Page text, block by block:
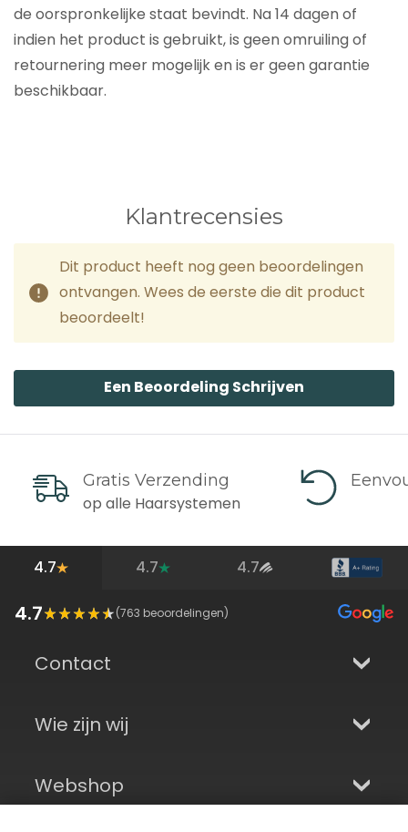
de oorspronkelijke staat bevindt. Na 14 dagen of
indien het product is gebruikt, is geen omruiling of
retournering meer mogelijk en is er geen garantie
beschikbaar.
Klantrecensies
Dit product heeft nog geen beoordelingen
ontvangen. Wees de eerste die dit product
beoordeelt!
Een Beoordeling Schrijven
Gratis Verzending
op alle Haarsystemen
4.7 4.7 4.7
4.7 (763 beoordelingen)
Contact
Wie zijn wij
Webshop